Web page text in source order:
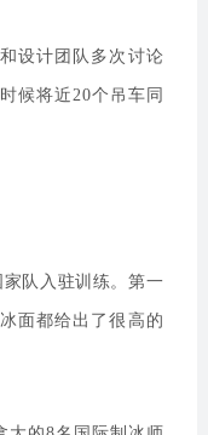
设计团队多次讨论
候将近20个吊车同
家队入驻训练。第一
面都给出了很高的